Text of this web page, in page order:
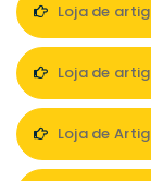
Loja de
Loja de
Loja de